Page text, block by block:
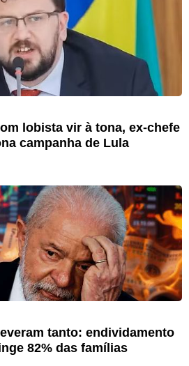
lobista vir à tona, ex-chefe
campanha de Lula
tanto: endividamento
82% das famílias